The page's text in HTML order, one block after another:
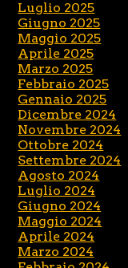
Luglio 2025
Giugno 2025
Maggio 2025
Aprile 2025
Marzo 2025
Febbraio 2025
Gennaio 2025
Dicembre 2024
Novembre 2024
Ottobre 2024
Settembre 2024
Agosto 2024
Luglio 2024
Giugno 2024
Maggio 2024
Aprile 2024
Marzo 2024